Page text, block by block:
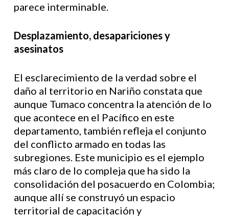
parece interminable.
Desplazamiento, desapariciones y
asesinatos
El esclarecimiento de la verdad sobre el
daño al territorio en Nariño constata que
aunque Tumaco concentra la atención de lo
que acontece en el Pacífico en este
departamento, también refleja el conjunto
del conflicto armado en todas las
subregiones. Este municipio es el ejemplo
más claro de lo compleja que ha sido la
consolidación del posacuerdo en Colombia;
aunque allí se construyó un espacio
territorial de capacitación y